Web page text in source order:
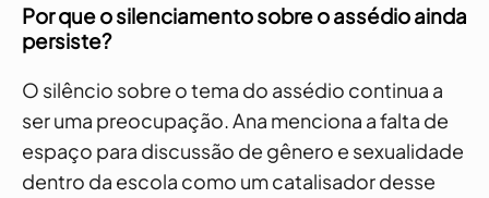
Por que o silenciamento sobre o assédio ainda
persiste?
O silêncio sobre o tema do assédio continua a
ser uma preocupação. Ana menciona a falta de
espaço para discussão de gênero e sexualidade
dentro da escola como um catalisador desse